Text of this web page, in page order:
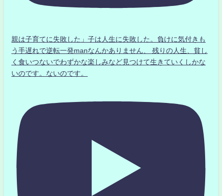
親は子育てに失敗した」子は人生に失敗した。負けに気付きも
う手遅れで逆転一発manなんかありません、 残りの人生、貧し
く食いつないでわずかな楽しみなど見つけて生きていくしかな
いのです。ないのです。